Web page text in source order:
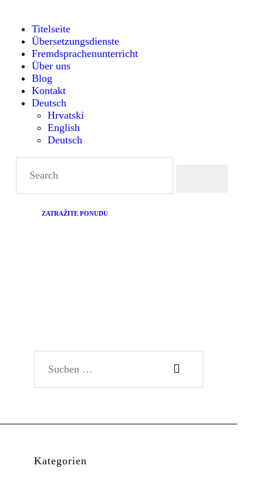
Titelseite
Übersetzungsdienste
Fremdsprachenunterricht
Über uns
Blog
Kontakt
Deutsch
Hrvatski
English
Deutsch
ZATRAŽITE PONUDU
Montanense - strani jezici, tumači i prevoditelji
ÜBERSETZUNGSDIENSTE
RICHT
ÜBER UNS
BLOG
KONTAKT
Kategorien